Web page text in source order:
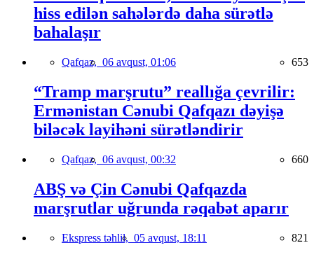
hiss edilən sahələrdə daha sürətlə
bahalaşır
Qafqaz, 06 avqust, 01:06 653
“Tramp marşrutu” reallığa çevrilir:
Ermənistan Cənubi Qafqazı dəyişə
biləcək layihəni sürətləndirir
Qafqaz, 06 avqust, 00:32 660
ABŞ və Çin Cənubi Qafqazda
marşrutlar uğrunda rəqabət aparır
Ekspress təhlil, 05 avqust, 18:11 821